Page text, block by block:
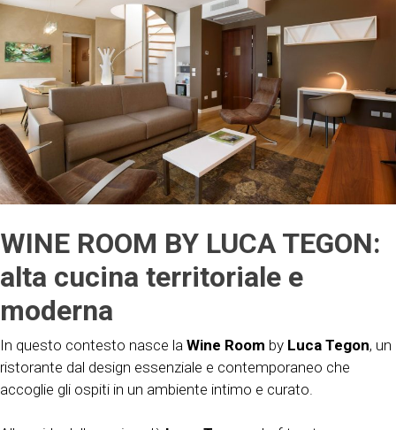
WINE ROOM BY LUCA TEGON:
alta cucina territoriale e
moderna
In questo contesto nasce la Wine Room by Luca Tegon, un
ristorante dal design essenziale e contemporaneo che
accoglie gli ospiti in un ambiente intimo e curato.